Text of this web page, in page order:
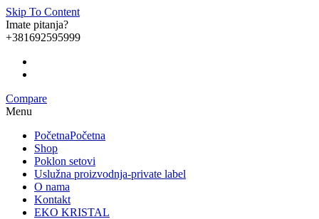
Skip To Content
Imate pitanja?
+381692595999
Compare
Menu
PočetnaPočetna
Shop
Poklon setovi
Uslužna proizvodnja-private label
O nama
Kontakt
EKO KRISTAL